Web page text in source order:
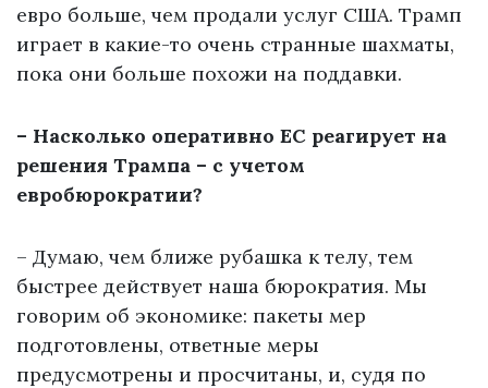
евро больше, чем продали услуг США. Трамп
играет в какие-то очень странные шахматы,
пока они больше похожи на поддавки.
– Насколько оперативно ЕС реагирует на
решения Трампа – с учетом
евробюрократии?
– Думаю, чем ближе рубашка к телу, тем
быстрее действует наша бюрократия. Мы
говорим об экономике: пакеты мер
подготовлены, ответные меры
предусмотрены и просчитаны, и, судя по